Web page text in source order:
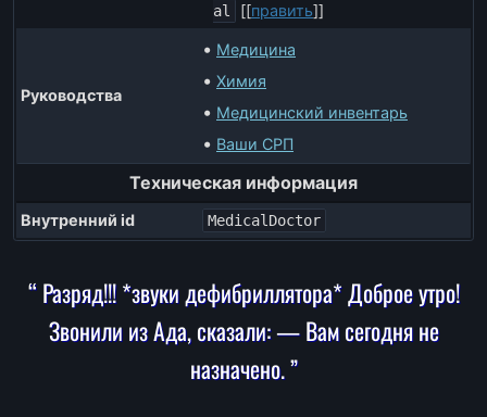
al
[[править]]
Руководства
Медицина
Химия
Медицинский инвентарь
Ваши СРП
Техническая информация
Внутренний id MedicalDoctor
“ Разряд!!! *звуки дефибриллятора* Доброе утро!
Звонили из Ада, сказали: — Вам сегодня не
назначено. ”